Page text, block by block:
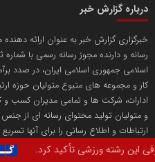
پایگاه اطلاع رسانی دریا و
تریبون
انتشار گسترده محتوا در رسانه
محمدعلی کرمعلی
درباره گزارش خبر
خبرگزاری گزارش خبر به عنوان ارائه
اسلامی جمهوری اسلامی ایران، در صدد
کار و مجموعه های متبوع متولیان حوزه
ادارات، شرکت ها و تمامی مدیران کسب و
و متولیان تولید محتوای رسانه ای از
ارتباطات و اطلاع رسانی را برای آنها
آموزشگاه‌های رانندگی نقش